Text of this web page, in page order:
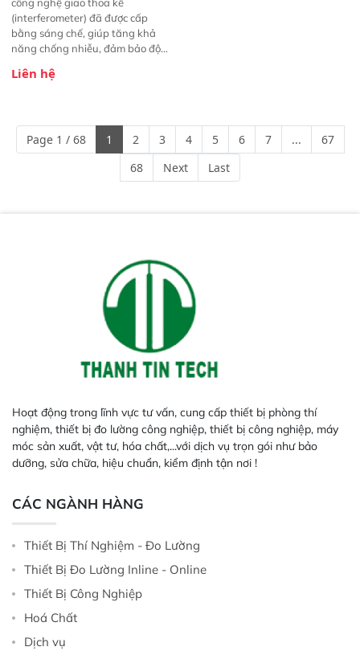
(interferometer) đã được cấp
bằng sáng chế, giúp tăng khả
năng chống nhiễu, đảm bảo độ
Phạm vi ứng dụng rộng: Đáp ứng
ngành công nghiệp khác nhau. 
Độ nhạy cao: Trang bị đầu dò
InGaAs độ nhạy cao, cung cấp
phản hồi phổ tuyến tính đầy đủ,
đảm bảo độ chính xác và khả
Liên hệ
Page 1 / 68 1 2 3 4 5 6 7 ...
67
68
Next Last
Hoạt động trong lĩnh vực tư vấn, cung cấp thiết bị phòng thí
nghiệm, thiết bị đo lường công nghiệp, thiết bị công nghiệp, máy
móc sản xuất, vật tư, hóa chất,...với dịch vụ trọn gói như bảo
dưỡng, sửa chữa, hiệu chuẩn, kiểm định tận nơi !
CÁC NGÀNH HÀNG
Thiết Bị Thí Nghiệm - Đo Lường
Thiết Bị Đo Lường Inline - Online
Thiết Bị Công Nghiệp
Hoá Chất
Dịch vụ